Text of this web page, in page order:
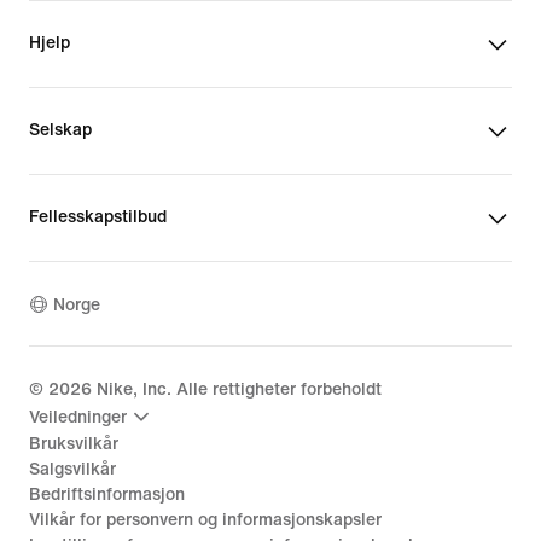
Hjelp
Selskap
Fellesskapstilbud
Norge
© 2026 Nike, Inc. Alle rettigheter forbeholdt
Veiledninger
Bruksvilkår
Salgsvilkår
Bedriftsinformasjon
Vilkår for personvern og informasjonskapsler